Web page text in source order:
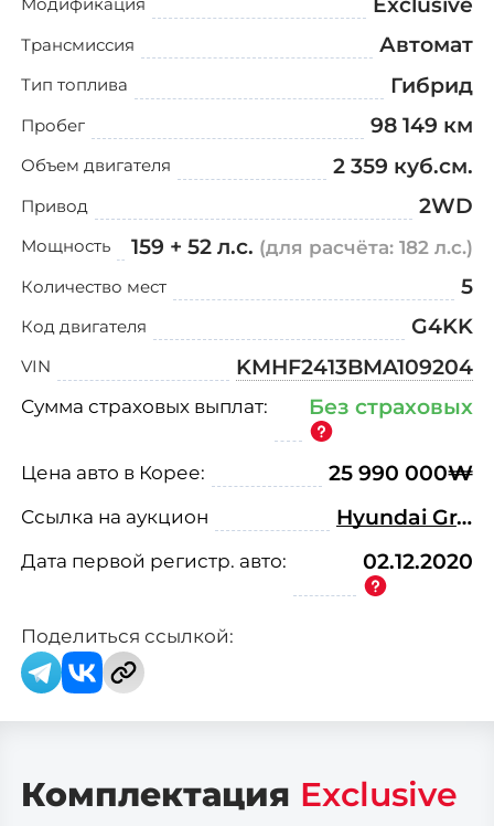
О компании
Отзывы о нас
Как заказать авто
Авто до 160 л.с.
Ставки утильсбора
Кредит
Контакты
8 800-555-70-97
(офис: г. Видное, ул. Донбасская д. 2
Модификация
Трансмиссия Автомат
Тип топлива Гибрид
Пробег 98 149 км
Объем двигателя 2 359 куб.см.
Привод 2WD
Мощность 159 + 52 л.с. (для расчёта: 182 л.с.)
Количество мест 5
Код двигателя G4KK
VIN KMHF2413BMA109204
Сумма страховых выплат: Без страховых
Цена авто в Корее: 25 990 000₩
Ссылка на аукцион Hyundai Grandeur New IG, гибрид Exclusive
Дата первой регистр. авто: 02.12.2020
Поделиться ссылкой:
Комплектация Exclusive